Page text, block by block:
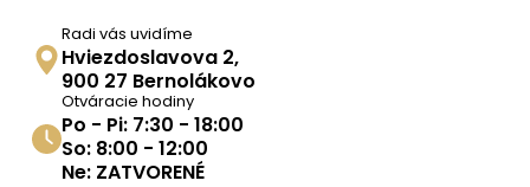
Radi vás uvidíme
Hviezdoslavova 2,
900 27 Bernolákovo
Otváracie hodiny
Po - Pi: 7:30 - 18:00
So: 8:00 - 12:00
Ne: ZATVORENÉ